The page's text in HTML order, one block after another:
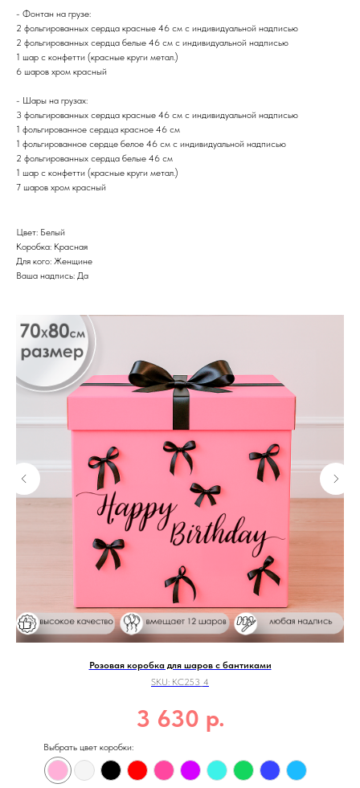
- Фонтан на грузе:
2 фольгированных сердца красные 46 см с индивидуальной надписью
2 фольгированных сердца белые 46 см с индивидуальной надписью
1 шар с конфетти (красные круги метал.)
6 шаров хром красный
- Шары на грузах:
3 фольгированных сердца красные 46 см с индивидуальной надписью
1 фольгированное сердца красное 46 см
1 фольгированное сердце белое 46 см с индивидуальной надписью
2 фольгированных сердца белые 46 см
1 шар с конфетти (красные круги метал.)
7 шаров хром красный
Цвет: Белый
Коробка: Красная
Для кого: Женщине
Ваша надпись: Да
Розовая коробка для шаров с бантиками
SKU: КС253_4
3 630 р.
Выбрать цвет коробки: